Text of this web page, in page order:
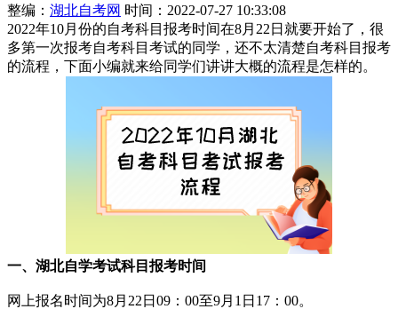
整编： 湖北自考网 时间：2022-07-27 10:33:08
2022年10月份的自考科目报考时间在8月22日就要开始了，很
多第一次报考自考科目考试的同学，还不太清楚自考科目报考
的流程，下面小编就来给同学们讲讲大概的流程是怎样的。
一、湖北自学考试科目报考时间
网上报名时间为8月22日09：00至9月1日17：00。